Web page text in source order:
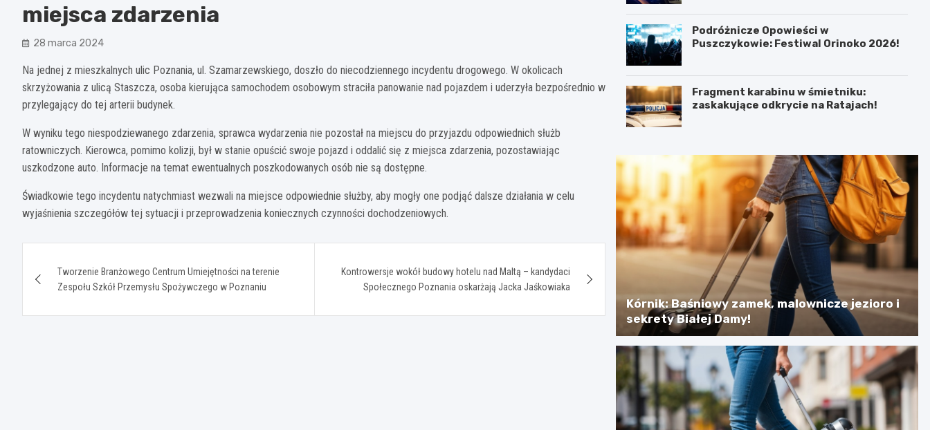
miejsca zdarzenia
28 marca 2024
Na jednej z mieszkalnych ulic Poznania, ul. Szamarzewskiego, doszło do niecodziennego incydentu drogowego. W okolicach
skrzyżowania z ulicą Staszcza, osoba kierująca samochodem osobowym straciła panowanie nad pojazdem i uderzyła bezpośrednio w
przylegający do tej arterii budynek.
W wyniku tego niespodziewanego zdarzenia, sprawca wydarzenia nie pozostał na miejscu do przyjazdu odpowiednich służb
ratowniczych. Kierowca, pomimo kolizji, był w stanie opuścić swoje pojazd i oddalić się z miejsca zdarzenia, pozostawiając
uszkodzone auto. Informacje na temat ewentualnych poszkodowanych osób nie są dostępne.
Świadkowie tego incydentu natychmiast wezwali na miejsce odpowiednie służby, aby mogły one podjąć dalsze działania w celu
wyjaśnienia szczegółów tej sytuacji i przeprowadzenia koniecznych czynności dochodzeniowych.
wpisu
Tworzenie Branżowego Centrum Umiejętności na terenie
Zespołu Szkół Przemysłu Spożywczego w Poznaniu
Kontrowersje wokół budowy hotelu nad Maltą – kandydaci
Społecznego Poznania oskarżają Jacka Jaśkowiaka
Podróżnicze Opowieści w
Puszczykowie: Festiwal Orinoko 2026!
Fragment karabinu w śmietniku:
zaskakujące odkrycie na Ratajach!
Kórnik: Baśniowy zamek, malownicze jezioro i
sekrety Białej Damy!